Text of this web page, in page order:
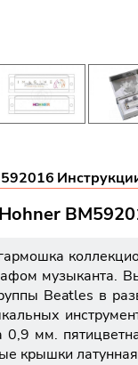
музыканта.
Beatles в
0,9 мм.
крышки